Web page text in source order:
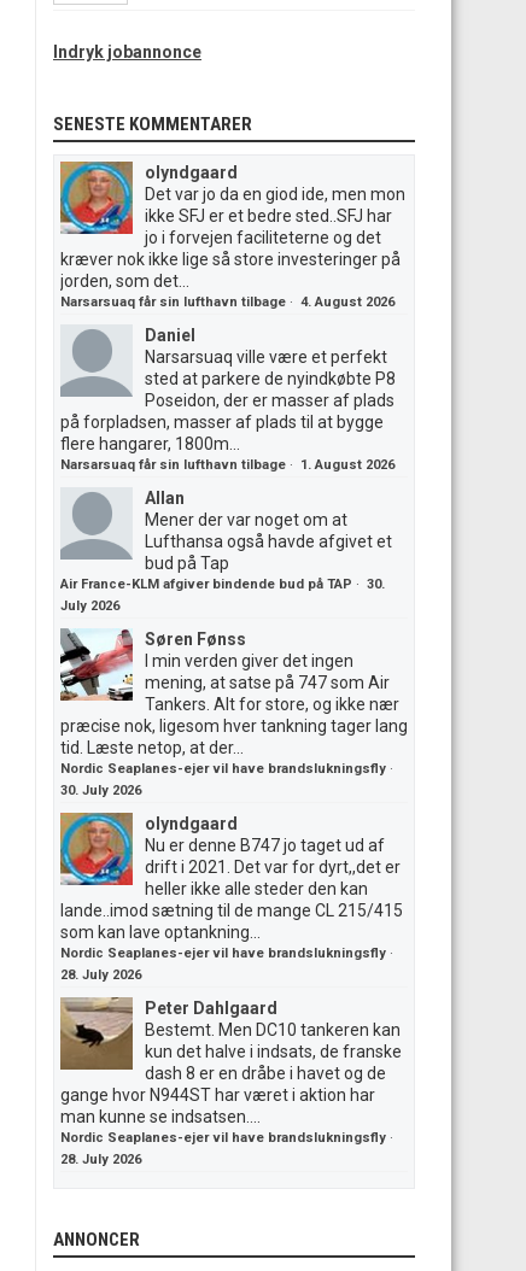
Indryk jobannonce
SENESTE KOMMENTARER
olyndgaard
Det var jo da en giod ide, men mon
ikke SFJ er et bedre sted..SFJ har
jo i forvejen faciliteterne og det
kræver nok ikke lige så store investeringer på
jorden, som det...
Narsarsuaq får sin lufthavn tilbage · 4. August 2026
Daniel
Narsarsuaq ville være et perfekt
sted at parkere de nyindkøbte P8
Poseidon, der er masser af plads
på forpladsen, masser af plads til at bygge
flere hangarer, 1800m...
Narsarsuaq får sin lufthavn tilbage · 1. August 2026
Allan
Mener der var noget om at
Lufthansa også havde afgivet et
bud på Tap
Air France-KLM afgiver bindende bud på TAP · 30.
July 2026
Søren Fønss
I min verden giver det ingen
mening, at satse på 747 som Air
Tankers. Alt for store, og ikke nær
præcise nok, ligesom hver tankning tager lang
tid. Læste netop, at der...
Nordic Seaplanes-ejer vil have brandslukningsfly ·
30. July 2026
olyndgaard
Nu er denne B747 jo taget ud af
drift i 2021. Det var for dyrt,,det er
heller ikke alle steder den kan
lande..imod sætning til de mange CL 215/415
som kan lave optankning...
Nordic Seaplanes-ejer vil have brandslukningsfly ·
28. July 2026
Peter Dahlgaard
Bestemt. Men DC10 tankeren kan
kun det halve i indsats, de franske
dash 8 er en dråbe i havet og de
gange hvor N944ST har været i aktion har
man kunne se indsatsen....
Nordic Seaplanes-ejer vil have brandslukningsfly ·
28. July 2026
ANNONCER